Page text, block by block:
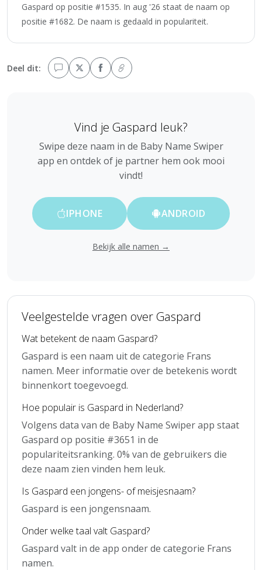
Gaspard op positie #1535. In aug '26 staat de naam op
positie #1682. De naam is gedaald in populariteit.
Deel dit:
Vind je Gaspard leuk?
Swipe deze naam in de Baby Name Swiper
app en ontdek of je partner hem ook mooi
vindt!
IPHONE ANDROID
Bekijk alle namen →
Veelgestelde vragen over Gaspard
Wat betekent de naam Gaspard?
Gaspard is een naam uit de categorie Frans
namen. Meer informatie over de betekenis wordt
binnenkort toegevoegd.
Hoe populair is Gaspard in Nederland?
Volgens data van de Baby Name Swiper app staat
Gaspard op positie #3651 in de
populariteitsranking. 0% van de gebruikers die
deze naam zien vinden hem leuk.
Is Gaspard een jongens- of meisjesnaam?
Gaspard is een jongensnaam.
Onder welke taal valt Gaspard?
Gaspard valt in de app onder de categorie Frans
namen.